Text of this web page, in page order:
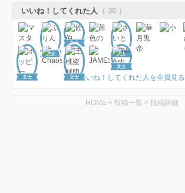
いいね！してくれた人 （ 30 ）
文士
文士
文士
文士 文士
文士
いいね！してくれた人を全員見る
HOME > 投稿一覧 > 投稿詳細